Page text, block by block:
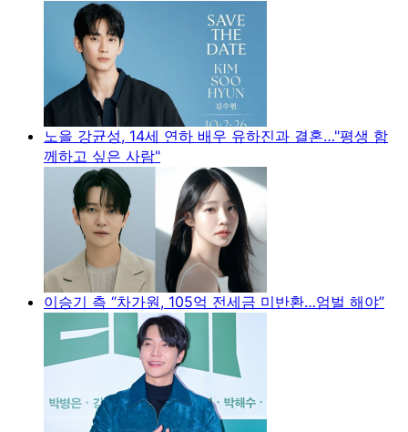
노을 강균성, 14세 연하 배우 유하진과 결혼…"평생 함
께하고 싶은 사람"
이승기 측 “차가원, 105억 전세금 미반환…엄벌 해야”